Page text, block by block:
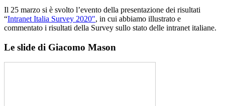
Il 25 marzo si è svolto l’evento della presentazione dei risultati
“Intranet Italia Survey 2020″, in cui abbiamo illustrato e
commentato i risultati della Survey sullo stato delle intranet italiane.
Le slide di Giacomo Mason